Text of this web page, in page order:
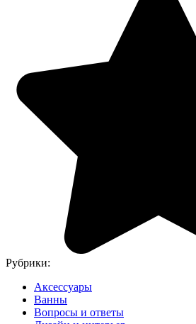
Рубрики:
Аксессуары
Ванны
Вопросы и ответы